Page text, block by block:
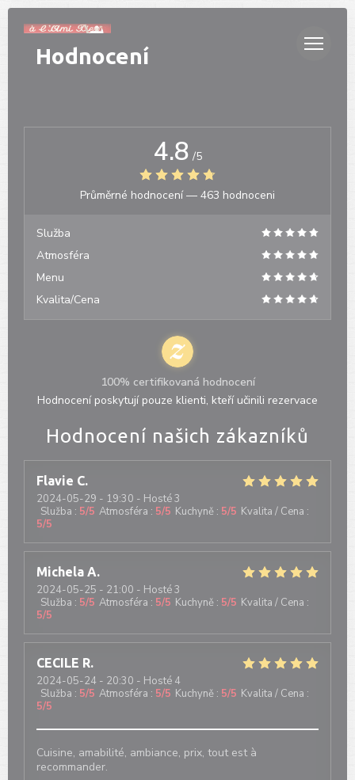
Panel pro správu cookies
Hodnocení
Hodnocení našich zákazníků
Flavie C
2024-05-29 - 19:30 - Hosté 3
Služba : 5/5 Atmosféra : 5/5 Kuchyně : 5/5 Kvalita / Cena :
5/5
Michela A
2024-05-25 - 21:00 - Hosté 3
Služba : 5/5 Atmosféra : 5/5 Kuchyně : 5/5 Kvalita / Cena :
5/5
CECILE R
2024-05-24 - 20:30 - Hosté 4
Služba : 5/5 Atmosféra : 5/5 Kuchyně : 5/5 Kvalita / Cena :
5/5
Cuisine, amabilité, ambiance, prix, tout est à
recommander.
4.8 /5
Průměrné hodnocení — 463 hodnoceni
Služba
Atmosféra
Menu
Kvalita/Cena
100% certifikovaná hodnocení
Hodnocení poskytují pouze klienti, kteří učinili rezervace